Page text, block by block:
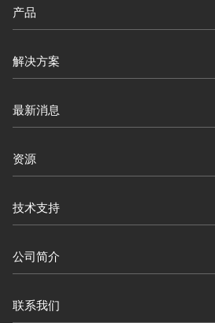
产品
解决方案
最新消息
资源
技术支持
公司简介
联系我们